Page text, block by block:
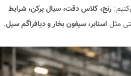
رنج، کلاس دقت، سیال پرکن، شرایط
مثل اسنابر، سیفون بخار و دیافراگم سیل.